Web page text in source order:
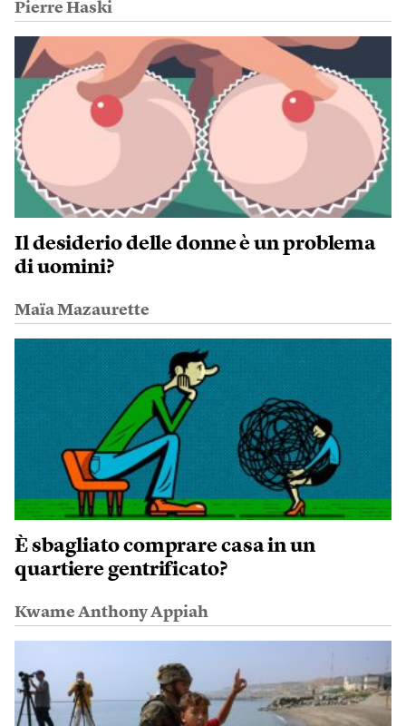
Pierre Haski
Il desiderio delle donne è un problema
di uomini?
Maïa Mazaurette
È sbagliato comprare casa in un
quartiere gentrificato?
Kwame Anthony Appiah